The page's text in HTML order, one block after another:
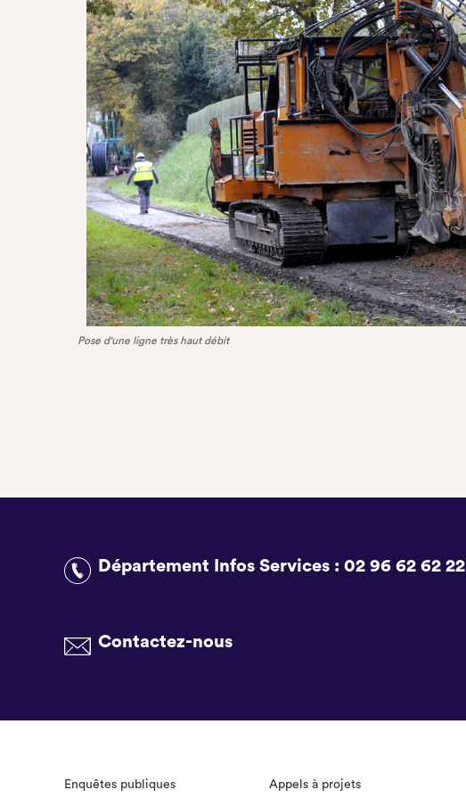
Pose d'une ligne très haut débit
Département Infos Services : 02 96 62 62 22
Contactez-nous
Enquêtes publiques Appels à projets